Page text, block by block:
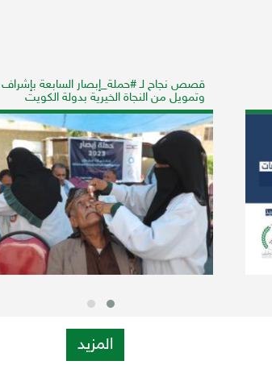
قصص نجاح لـ #حملة_إبصار السابعة بإشراف
وتمويل من النجاة الخيرية بدولة الكويت
المزيد